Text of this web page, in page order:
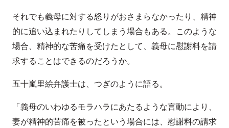
それでも義母に対する怒りがおさまらなかったり、精神
的に追い込まれたりしてしまう場合もある。このような
場合、精神的な苦痛を受けたとして、義母に慰謝料を請
求することはできるのだろうか。
五十嵐里絵弁護士は、つぎのように語る。
「義母のいわゆるモラハラにあたるような言動により、
妻が精神的苦痛を被ったという場合には、慰謝料の請求